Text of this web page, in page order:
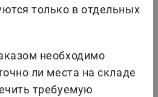
только в отдельных
необходимо
ли места на складе
требуемую